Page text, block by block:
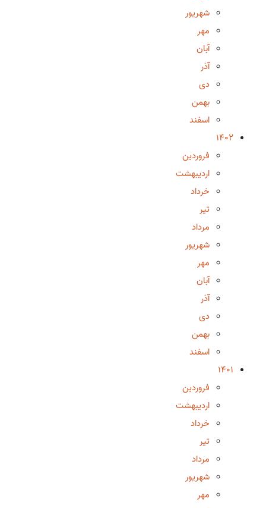
شهریور
مهر
آبان
آذر
دی
بهمن
اسفند
1402
فروردین
اردیبهشت
خرداد
تیر
مرداد
شهریور
مهر
آبان
آذر
دی
بهمن
اسفند
1401
فروردین
اردیبهشت
خرداد
تیر
مرداد
شهریور
مهر